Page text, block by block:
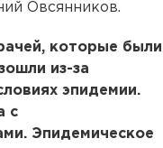
Овсянников.
которые были
из-за
эпидемии.
с
Эпидемическое